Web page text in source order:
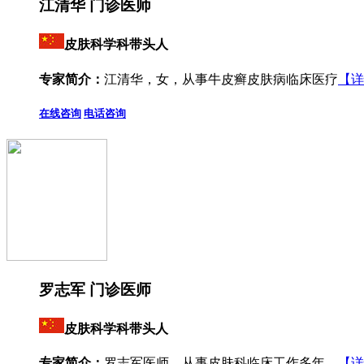
江清华 门诊医师
皮肤科学科带头人
专家简介： 江清华，女，从事牛皮癣皮肤病临床医疗 【
在线咨询 电话咨询
罗志军 门诊医师
皮肤科学科带头人